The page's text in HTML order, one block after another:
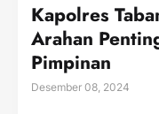
Kapolres
Arahan
Pimpinan
Desember 08, 2024